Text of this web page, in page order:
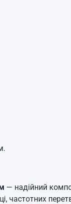
— надійний
частотних